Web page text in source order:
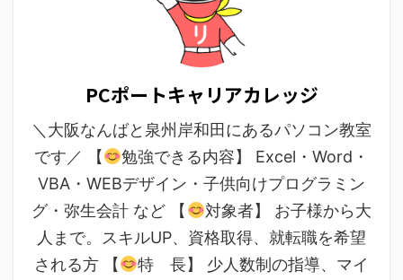
PCポートキャリアカレッジ
＼大阪なんばと泉州岸和田にあるパソコン教室
です／ 【
勉強できる内容】 Excel・Word・
VBA・WEBデザイン・子供向けプログラミン
グ・弥生会計 など 【
対象者】 お子様から大
人まで。スキルUP、資格取得、就転職を希望
される方 【
特 長】 少人数制の指導、マイ